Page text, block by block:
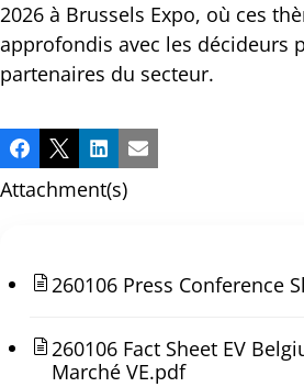
2026 à Brussels Expo, où ces
approfondis avec les décideurs
partenaires du secteur.
Partager
cette
publication!
Facebook
X LinkedInEmail
Attachment(s)
260106 Press Conference
260106 Fact Sheet EV
Marché VE.pdf